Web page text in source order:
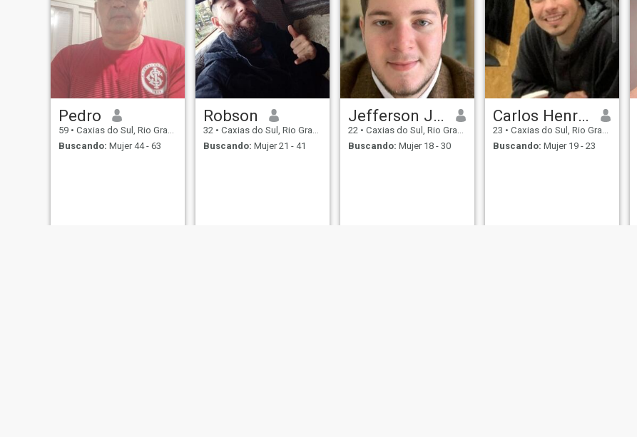
Pedro
59 • Caxias do Sul, Rio Grande do Sul, Brasil
Buscando: Mujer 44 - 63
Robson
32 • Caxias do Sul, Rio Grande do Sul, Brasil
Buscando: Mujer 21 - 41
Jefferson Jonathan
22 • Caxias do Sul, Rio Grande do Sul, Brasil
Buscando: Mujer 18 - 30
Carlos Henrique
23 • Caxias do Sul, Rio Grande do Sul, Brasil
Buscando: Mujer 19 - 23